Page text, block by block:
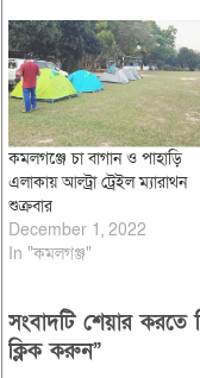
কমলগঞ্জে চা বাগান ও পাহাড়ি
এলাকায় আল্ট্রা ট্রেইল ম্যারাথন
শুক্রবার
December 1, 2022
In "কমলগঞ্জ"
সংবাদটি শেয়ার করতে
ক্লিক করুন”